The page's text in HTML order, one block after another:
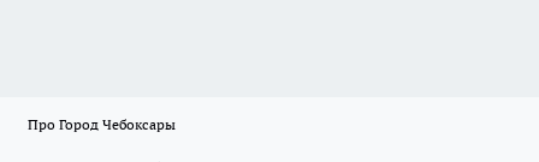
Про Город Чебоксары